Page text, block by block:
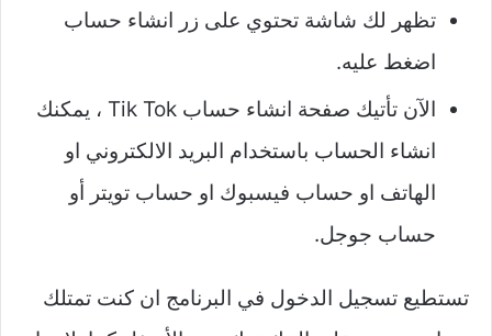
تظهر لك شاشة تحتوي على زر انشاء حساب
اضغط عليه.
الآن تأتيك صفحة انشاء حساب Tik Tok ، يمكنك
انشاء الحساب باستخدام البريد الالكتروني او
الهاتف او حساب فيسبوك او حساب تويتر أو
حساب جوجل.
تستطيع تسجيل الدخول في البرنامج ان كنت تمتلك